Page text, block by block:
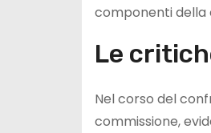
componenti della
Le
Nel corso del
commissione,